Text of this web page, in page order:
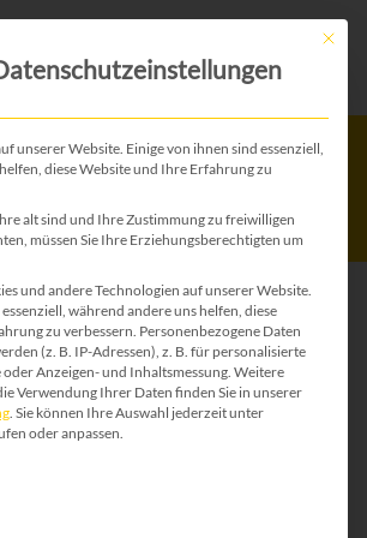
MEHR
– 2. Septemer 2022
in Döbriach
möchten wir d
von MPS-Kindern durch
Mit
unserer Website. Einige von ihnen sind essenziell,
diese Website und Ihre Erfahrung zu
alt sind und Ihre Zustimmung zu freiwilligen
müssen Sie Ihre Erziehungsberechtigten um
und andere Technologien auf unserer Website.
während andere uns helfen, diese
zu verbessern. Personenbezogene Daten
(z. B. IP-Adressen), z. B. für personalisierte
Anzeigen- und Inhaltsmessung. Weitere
Verwendung Ihrer Daten finden Sie in unserer
. Sie können Ihre Auswahl jederzeit unter
oder anpassen.
der Service-Gruppen, für die